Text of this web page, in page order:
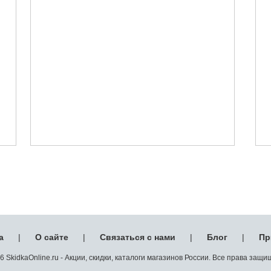
| О сайте | Связаться с нами | Блог |
SkidkaOnline.ru - Акции, скидки, каталоги магазинов России. Все права